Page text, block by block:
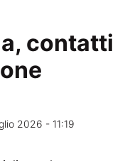
contatti
2026 - 11:19